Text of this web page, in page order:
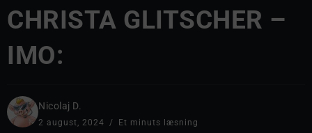
CHRISTA GLITSCHER –
IMO:
Nicolaj D.
2 august, 2024 Et minuts læsning